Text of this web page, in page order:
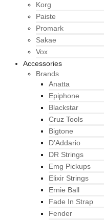
Korg
Paiste
Promark
Sakae
Vox
Accessories
Brands
Anatta
Epiphone
Blackstar
Cruz Tools
Bigtone
D’Addario
DR Strings
Emg Pickups
Elixir Strings
Ernie Ball
Fade In Strap
Fender